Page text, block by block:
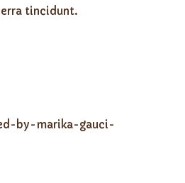
tincidunt.
by-marika-gauci-